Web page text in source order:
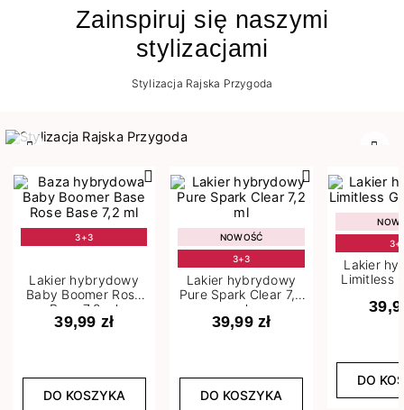
Zainspiruj się naszymi
stylizacjami
Stylizacja Rajska Przygoda
3+3
Lakier hybrydowy
Baby Boomer Rose
Base 7,2 ml
39,99 zł
DO KOSZYKA
NOWOŚĆ
3+3
Lakier hybrydowy
Pure Spark Clear 7,2
ml
39,99 zł
DO KOSZYKA
Lakier
Limitless
DO